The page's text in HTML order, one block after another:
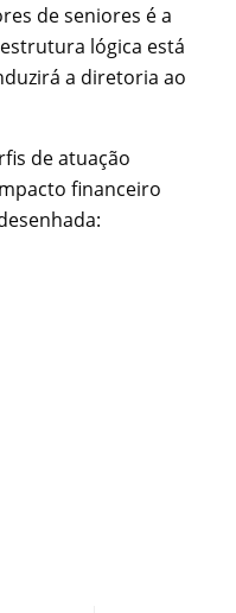
de seniores é a
lógica está
a diretoria ao
de atuação
financeiro